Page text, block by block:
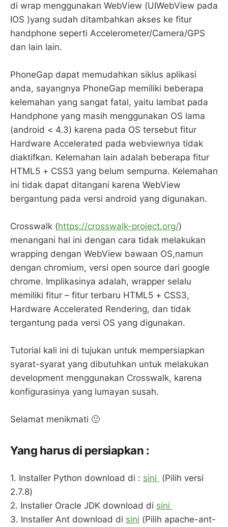
di wrap menggunakan WebView (UIWebView pada
IOS )yang sudah ditambahkan akses ke fitur
handphone seperti Accelerometer/Camera/GPS
dan lain lain.
PhoneGap dapat memudahkan siklus aplikasi
anda, sayangnya PhoneGap memiliki beberapa
kelemahan yang sangat fatal, yaitu lambat pada
Handphone yang masih menggunakan OS lama
(android < 4.3) karena pada OS tersebut fitur
Hardware Accelerated pada webviewnya tidak
diaktifkan. Kelemahan lain adalah beberapa fitur
HTML5 + CSS3 yang belum sempurna. Kelemahan
ini tidak dapat ditangani karena WebView
bergantung pada versi android yang digunakan.
Crosswalk (https://crosswalk-project.org/)
menangani hal ini dengan cara tidak melakukan
wrapping dengan WebView bawaan OS,namun
dengan chromium, versi open source dari google
chrome. Implikasinya adalah, wrapper selalu
memiliki fitur – fitur terbaru HTML5 + CSS3,
Hardware Accelerated Rendering, dan tidak
tergantung pada versi OS yang digunakan.
Tutorial kali ini di tujukan untuk mempersiapkan
syarat-syarat yang dibutuhkan untuk melakukan
development menggunakan Crosswalk, karena
konfigurasinya yang lumayan susah.
Selamat menikmati 🙂
Yang harus di persiapkan :
1. Installer Python download di : sini (Pilih versi
2.7.8)
2. Installer Oracle JDK download di sini
3. Installer Ant download di sini (Pilih apache-ant-